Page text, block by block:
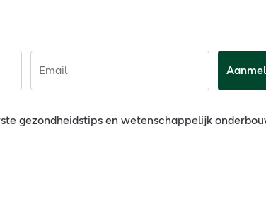
Email
gezondheidstips en wetenschappelijk